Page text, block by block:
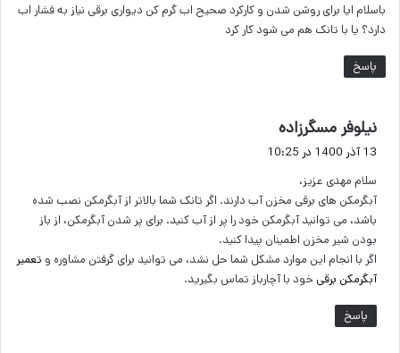
:
باسلام ایا برای روشن شدن و کارکرد صحیح اب گرم کن دیواری برقی نیاز به فشار اب
دارد؟ یا با تانک هم می شود کار کرد
پاسخ
نیلوفر مسگرزاده
ف
13 آذر 1400 در 10:25
سلام مهدی عزیز،
آبگرمکن های برقی مخزن آب دارند. اگر تانک شما بالاتر از آبگرمکن نصب شده
باشد، می توانید آبگرمکن خود را پر از آب کنید. برای پر شدن آبگرمکن، از باز
بودن شیر مخزن اطمینان پیدا کنید.
اگر با انجام این موارد مشکل شما حل نشد، می توانید برای گرفتن مشاوره و تعمیر
آبگرمکن برقی خود با آچارباز تماس بگیرید.
پاسخ